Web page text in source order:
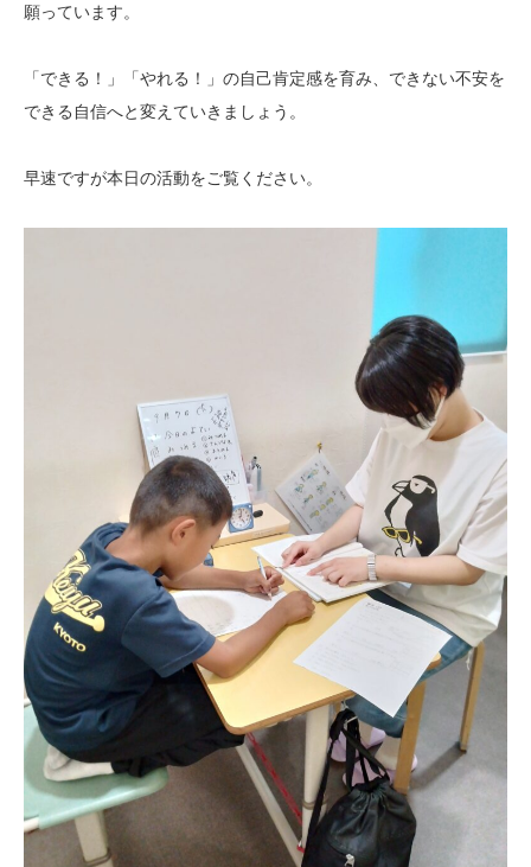
願っています。
「できる！」「やれる！」の自己肯定感を育み、できない不安を
できる自信へと変えていきましょう。
早速ですが本日の活動をご覧ください。